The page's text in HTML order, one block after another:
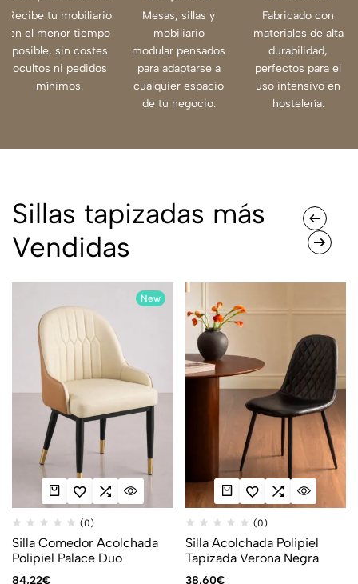
Recibe tu mobiliario
en el menor tiempo
posible, sin costes
ocultos ni pedidos
mínimos.
Mesas, sillas y
mobiliario
modular pensados
para adaptarse a
cualquier espacio
de tu negocio.
Fabricado con
materiales de alta
durabilidad,
perfectos para el
uso intensivo en
hostelería.
Sillas tapizadas más
Vendidas
New
(0)
Silla Comedor Acolchada
Polipiel Palace Duo
84,22€
(0)
Silla Acolchada Polipiel
Tapizada Verona Negra
38,60€